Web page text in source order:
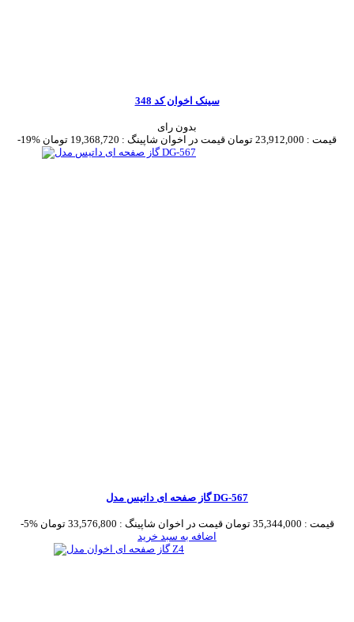
سینک اخوان کد 348
بدون رای
-19%
قیمت : 23,912,000 تومان قیمت در اخوان شاپینگ : 19,368,720 تومان
گاز صفحه ای داتیس مدل DG-567
-5% قیمت : 35,344,000 تومان قیمت در اخوان شاپینگ : 33,576,800 تومان
اضافه به سبد خرید